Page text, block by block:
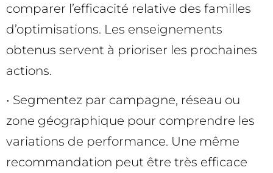
comparer l’efficacité relative des familles
d’optimisations. Les enseignements
obtenus servent à prioriser les prochaines
actions.
• Segmentez par campagne, réseau ou
zone géographique pour comprendre les
variations de performance. Une même
recommandation peut être très efficace